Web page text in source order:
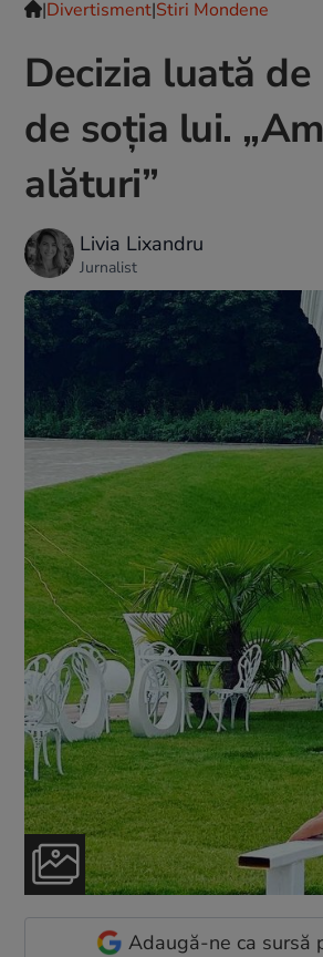
|Divertisment|Stiri Mondene
Decizia luată
de soția lui.
alături”
Livia Lixandru
Jurnalist
Adaugă-ne ca sursă